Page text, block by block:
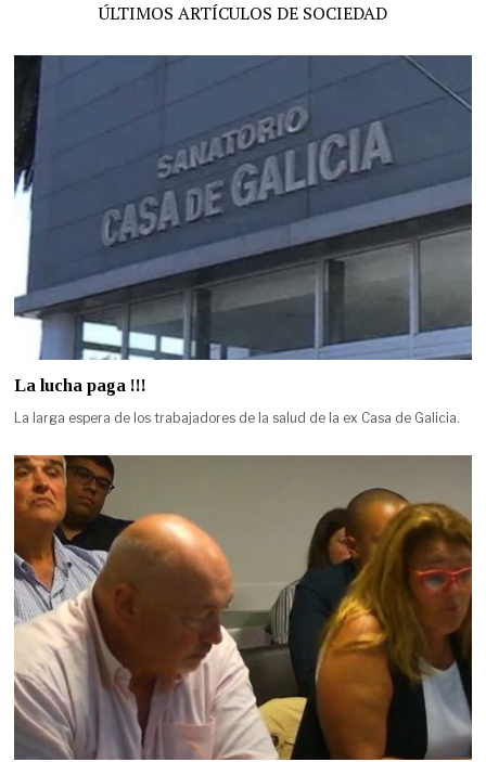
ÚLTIMOS ARTÍCULOS DE SOCIEDAD
La lucha paga !!!
La larga espera de los trabajadores de la salud de la ex Casa de Galicia.